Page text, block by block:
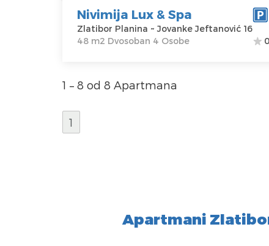
Adresa:
Jovanke
Jeftanović 16
Struktura :
Dvosoban
Nivimija Lux & Spa
Zlatibor Planina ~ Jovanke Jeftanović 16
48 m2 Dvosoban 4 Osobe
0
1 – 8 od 8 Apartmana
1
Apartmani